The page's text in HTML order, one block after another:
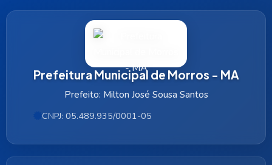
Prefeitura Municipal de Morros - MA
Prefeito: Milton José Sousa Santos
CNPJ: 05.489.935/0001-05